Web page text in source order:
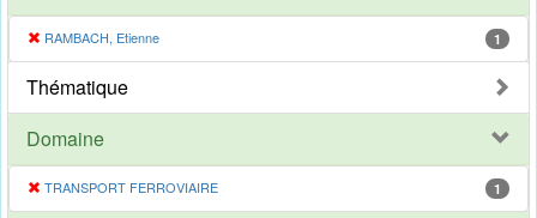
RAMBACH, Etienne 1
Thématique
Domaine
TRANSPORT FERROVIAIRE 1